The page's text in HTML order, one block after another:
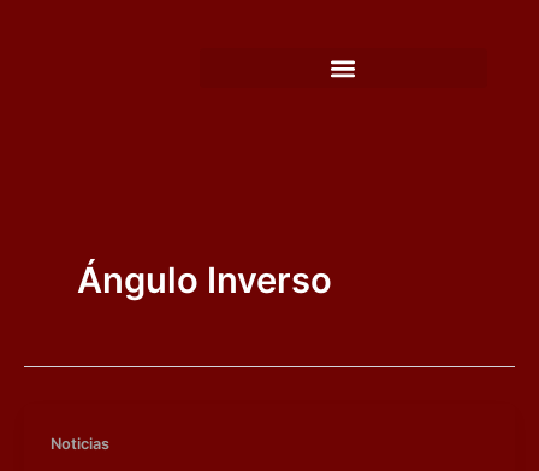
Ángulo Inverso
Noticias